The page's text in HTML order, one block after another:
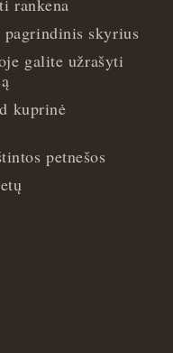
rankena
pagrindinis skyrius
galite užrašyti
kuprinė
petnešos